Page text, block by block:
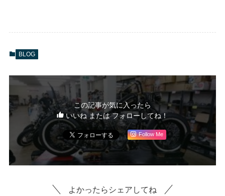
BLOG
この記事が気に入ったら
いいね または フォローしてね！
Follow Me
よかったらシェアしてね